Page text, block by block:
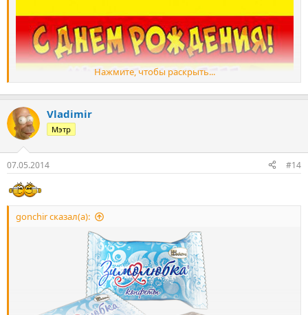
Нажмите, чтобы раскрыть...
Vladimir
Мэтр
07.05.2014 #14
gonchir сказал(а):